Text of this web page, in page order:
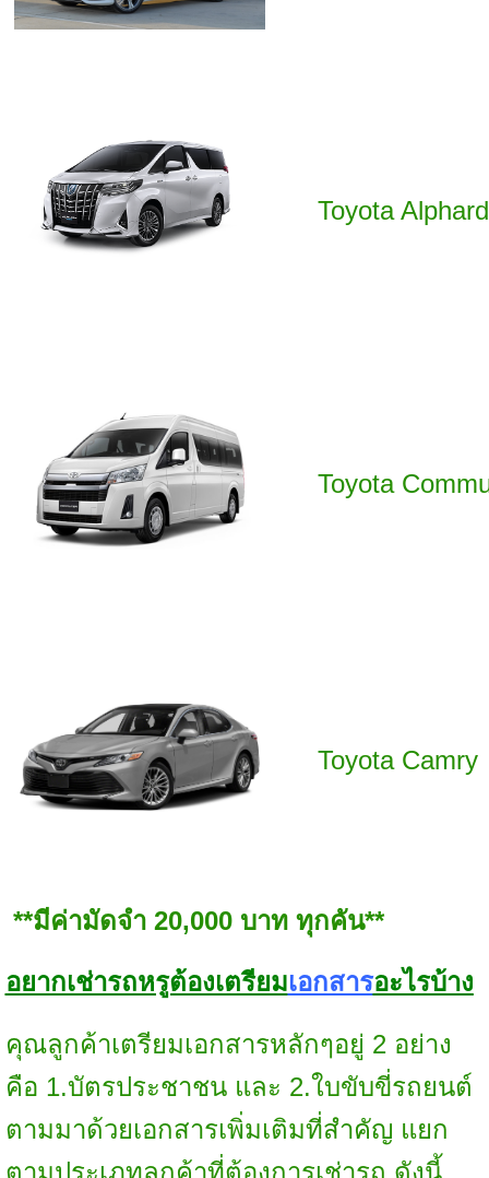
Toyota Alphard
Toyota
Toyota Camry
**มีค่ามัดจำ 20,000 บาท ทุกคัน**
อยากเช่ารถหรูต้องเตรียมเอกสารอะไรบ้าง
คุณลูกค้าเตรียมเอกสารหลักๆอยู่ 2 อย่าง
คือ 1.บัตรประชาชน และ 2.ใบขับขี่รถยนต์
ตามมาด้วยเอกสารเพิ่มเติมที่สำคัญ แยก
ตามประเภทลูกค้าที่ต้องการเช่ารถ ดังนี้